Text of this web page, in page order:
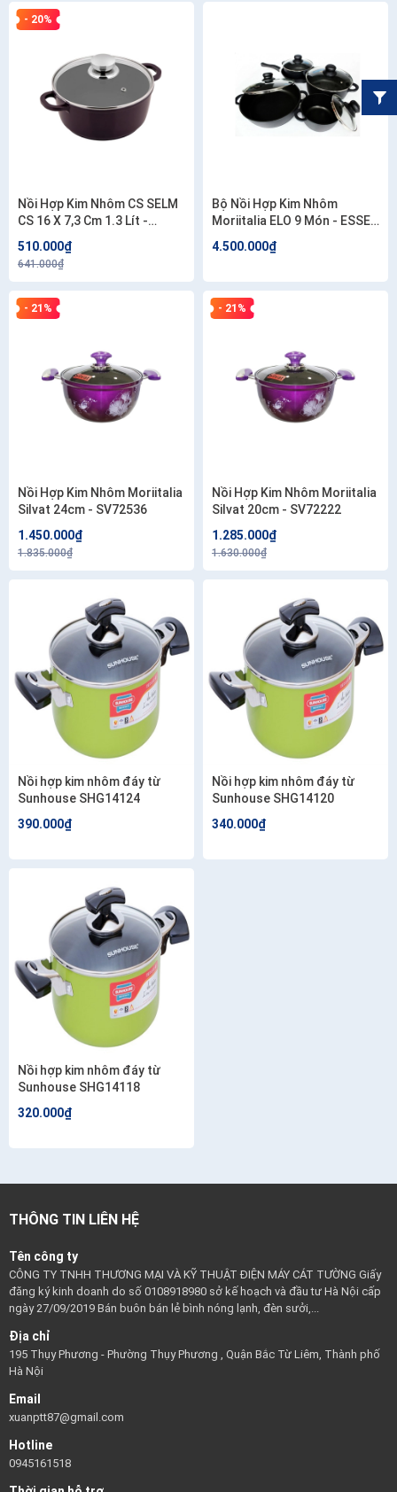
- 20%
Nồi Hợp Kim Nhôm CS SELM
CS 16 X 7,3 Cm 1.3 Lít -
510.000₫
641.000₫
Bộ Nồi Hợp Kim Nhôm
Moriitalia ELO 9 Món - ESSE-
4.500.000₫
- 21%
Nồi Hợp Kim Nhôm Moriitalia
Silvat 24cm - SV72536
1.450.000₫
1.835.000₫
- 21%
Nồi Hợp Kim Nhôm Moriitalia
Silvat 20cm - SV72222
1.285.000₫
1.630.000₫
Nồi hợp kim nhôm đáy từ
Sunhouse SHG14124
390.000₫
Nồi hợp kim nhôm đáy từ
Sunhouse SHG14120
340.000₫
Nồi hợp kim nhôm đáy từ
Sunhouse SHG14118
320.000₫
THÔNG TIN LIÊN HỆ
Tên công ty
CÔNG TY TNHH THƯƠNG MẠI VÀ KỸ THUẬT ĐIỆN MÁY CÁT TƯỜNG Giấy
đăng ký kinh doanh do số 0108918980 sở kế hoạch và đầu tư Hà Nội cấp
ngày 27/09/2019 Bán buôn bán lẻ bình nóng lạnh, đèn sưởi,...
Địa chỉ
195 Thụy Phương - Phường Thụy Phương , Quận Bắc Từ Liêm, Thành phố
Hà Nội
Email
xuanptt87@gmail.com
Hotline
0945161518